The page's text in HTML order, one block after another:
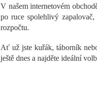
V našem internetovém
po ruce spolehlivý
rozpočtu.
Ať už jste kuřák, táborník
ještě dnes a najděte ideální